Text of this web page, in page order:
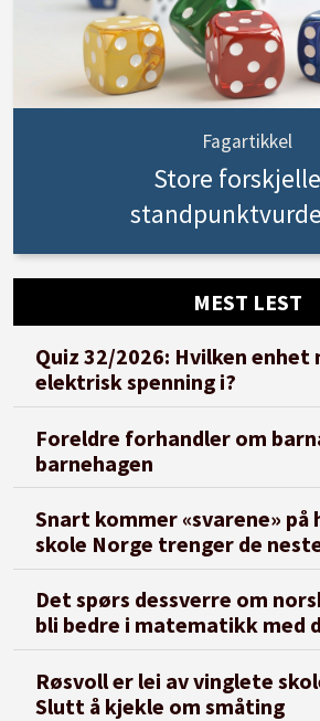
Fagartikkel
Store
MEST LEST
Quiz 32/2026: Hvilken enhet
elektrisk spenning i?
Foreldre forhandler om
barnehagen
Snart kommer «svarene» på
skole Norge trenger de
Det spørs dessverre om
bli bedre i matematikk med
Røsvoll er lei av vinglete
Slutt å kjekle om småting